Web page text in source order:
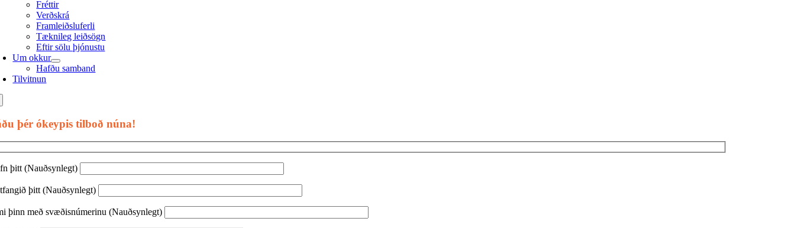
Fréttir
Verðskrá
Framleiðsluferli
Tæknileg leiðsögn
Eftir sölu þjónustu
Um okkur
Hafðu samband
Tilvitnun
þér ókeypis tilboð núna!
þitt (Nauðsynlegt)
þitt (Nauðsynlegt)
þinn með svæðisnúmerinu (Nauðsynlegt)